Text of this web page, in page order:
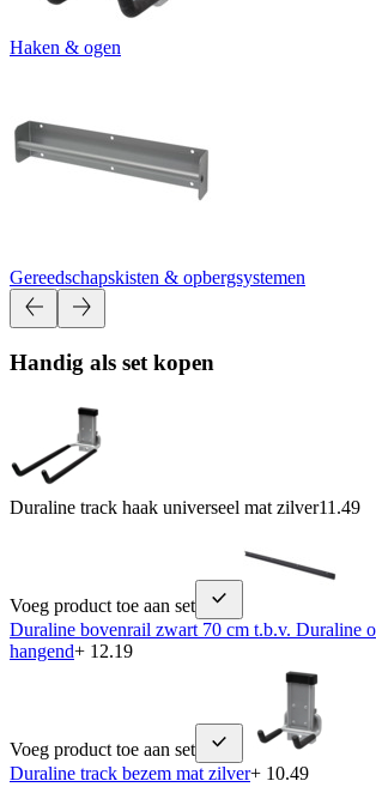
Haken & ogen
Gereedschapskisten & opbergsystemen
Handig als set kopen
Duraline track haak universeel mat zilver11.49
Voeg product toe aan set
Duraline bovenrail zwart 70 cm t.b.v. Duraline
hangend+ 12.19
Voeg product toe aan set
Duraline track bezem mat zilver+ 10.49